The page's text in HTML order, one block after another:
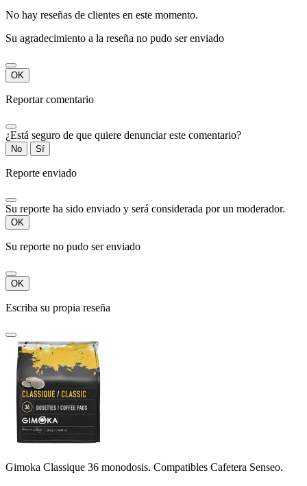
No hay reseñas de clientes en este momento.
Su agradecimiento a la reseña no pudo ser enviado
OK
Reportar comentario
¿Está seguro de que quiere denunciar este comentario?
No Sí
Reporte enviado
Su reporte ha sido enviado y será considerada por un moderador.
OK
Su reporte no pudo ser enviado
OK
Escriba su propia reseña
Gimoka Classique 36 monodosis. Compatibles Cafetera Senseo.